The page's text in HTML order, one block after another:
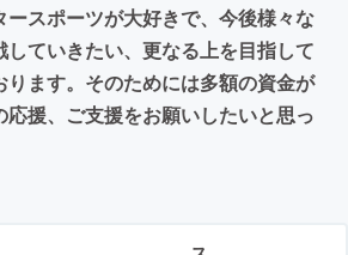
スポーツが大好きで、今後様々な
していきたい、更なる上を目指して
ります。そのためには多額の資金が
応援、ご支援をお願いしたいと思っ